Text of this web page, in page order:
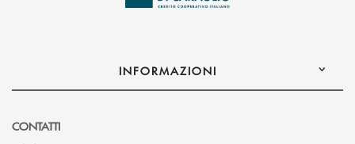
INFORMAZIONI
CONTATTI